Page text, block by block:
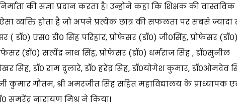
की संज्ञा प्रदान करता है। उन्होंने कहा कि शिक्षक की वास्तविक
ऐसा व्यक्ति होता है जो अपने प्रत्येक छात्र की सफलता पर सबसे
( डॉ०) एस० डी० सिंह परिहार, प्रोफेसर (डॉ०) जी०सिंह, प्रोफेसर (डॉ०)
(डॉ०) सत्येंद्र नाथ सिंह, प्रोफेसर (डॉ०) धर्मराज सिंह , डॉ०सुनील
सिंह, डॉ० राम दुलारे, डॉ० हरेंद्र सिंह, डॉ०योगेश कुमार, डॉ०ओमदेव
कुमार गौतम, श्री अमरजीत सिंह सहित महाविद्यालय के प्राध्यापक
समरेंद्र नारायण मिश्र ने किया।